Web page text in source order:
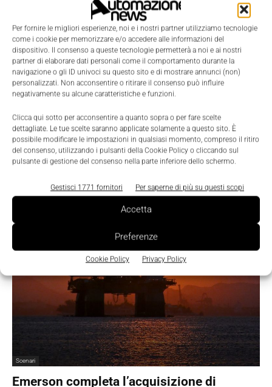
Per fornire le migliori esperienze, noi e i nostri partner utilizziamo tecnologie
come i cookie per memorizzare e/o accedere alle informazioni del
dispositivo. Il consenso a queste tecnologie permetterà a noi e ai nostri
partner di elaborare dati personali come il comportamento durante la
navigazione o gli ID univoci su questo sito e di mostrare annunci (non)
personalizzati. Non acconsentire o ritirare il consenso può influire
negativamente su alcune caratteristiche e funzioni.
Clicca qui sotto per acconsentire a quanto sopra o per fare scelte
dettagliate. Le tue scelte saranno applicate solamente a questo sito. È
possibile modificare le impostazioni in qualsiasi momento, compreso il ritiro
del consenso, utilizzando i pulsanti della Cookie Policy o cliccando sul
pulsante di gestione del consenso nella parte inferiore dello schermo.
Gestisci 1771 fornitori Per saperne di più su questi scopi
Accetta
Preferenze
Cookie Policy Privacy Policy
Scenari
Cugher con Festo per vincere le sfide
dell’evoluzione della serigrafia su vetro
Nicoletta Buora - 23 Gennaio 2020
Scenari
Emerson completa l’acquisizione di